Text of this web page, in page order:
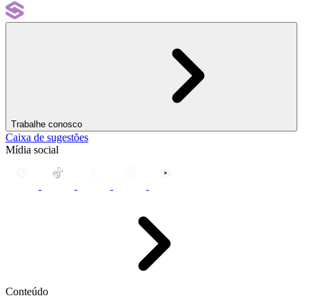
Trabalhe conosco
Caixa de sugestões
Mídia social
Conteúdo